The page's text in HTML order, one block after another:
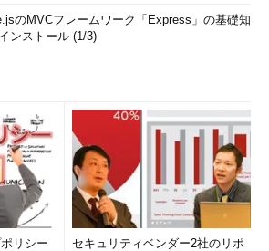
のMVCフレームワーク「Express」の基礎知
ンストール (1/3)
リシー
セキュリティベンダー2社のリポ